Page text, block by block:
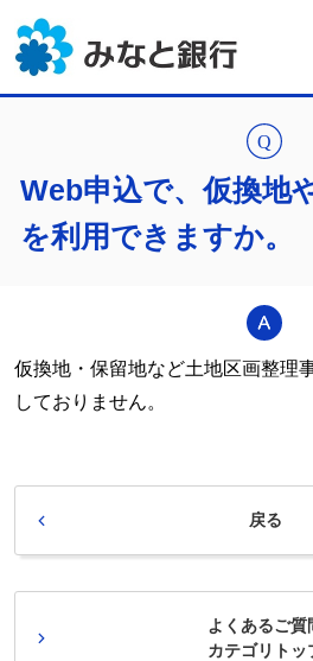
Web申込で、仮換地
を利用できますか。
仮換地・保留地など土地区画整理
しておりません。
戻る
よくあるご質
カテゴリトッ